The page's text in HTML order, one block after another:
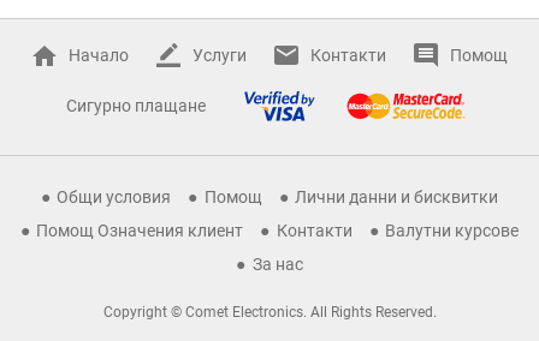
Начало Услуги Контакти Помощ
Сигурно плащане
Общи условия Помощ
Лични данни и бисквитки
Помощ Означения клиент
Контакти
Валутни курсове
За нас
Copyright © Comet Electronics. All Rights Reserved.